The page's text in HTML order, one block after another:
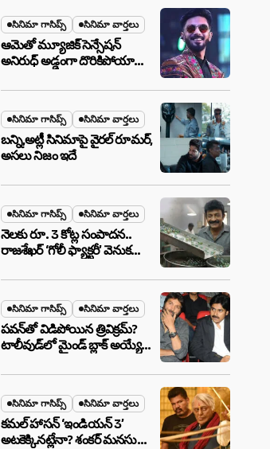
సినిమా గాసిప్స్ సినిమా వార్తలు
ఆమెతో మ్యూజిక్ సెన్సేషన్
అనిరుధ్ అడ్డంగా దొరికిపోయారా?
మేటర్!
సినిమా గాసిప్స్ సినిమా వార్తలు
బన్ని,అట్లీ సినిమాపై వైరల్ రూమర్,
అసలు నిజం ఇదే
సినిమా గాసిప్స్ సినిమా వార్తలు
నెలకు రూ. 3 కోట్ల సంపాదన..
రాజశేఖర్ ‘గోలీ ఫ్యాక్టరీ’ వెనుక
సినిమా గాసిప్స్ సినిమా వార్తలు
పవన్‌తో విడిపోయిన త్రివిక్రమ్?
టాలీవుడ్‌లో మైండ్ బ్లాక్ అయ్యే
సినిమా గాసిప్స్ సినిమా వార్తలు
కమల్ హాసన్ ‘ఇండియన్ 3’
అటకెక్కినట్లేనా? శంకర్ మనసులో